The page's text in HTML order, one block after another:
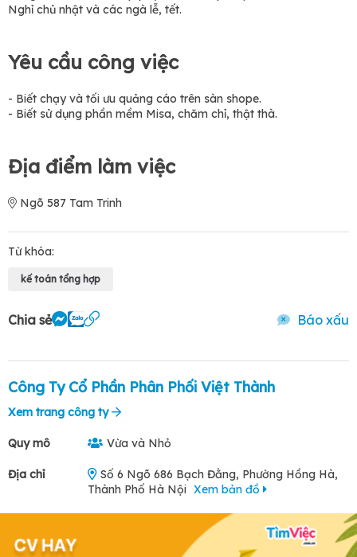
Nghỉ chủ nhật và các ngà lễ, tết.
Yêu cầu công việc
- Biết chạy và tối ưu quảng cáo trên sàn shope.
- Biết sử dụng phần mềm Misa, chăm chỉ, thật thà.
Địa điểm làm việc
Ngõ 587 Tam Trinh
Từ khóa:
kế toán tổng hợp
Chia sẻ Báo xấu
Công Ty Cổ Phần Phân Phối Việt Thành
Xem trang công ty
Quy mô Vừa và Nhỏ
Địa chỉ
Số 6 Ngõ 686 Bạch Đằng, Phường Hồng Hà,
Thành Phố Hà Nội Xem bản đồ